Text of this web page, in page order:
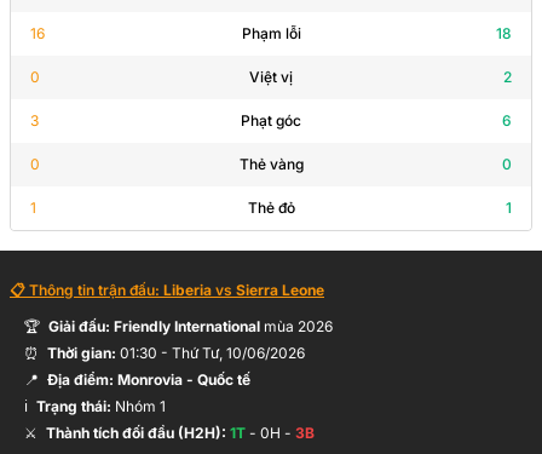
16 Phạm lỗi 18
0 Việt vị 2
3 Phạt góc 6
0 Thẻ vàng 0
1 Thẻ đỏ 1
📋 Thông tin trận đấu: Liberia vs Sierra Leone
🏆 Giải đấu: Friendly International mùa 2026
⏰ Thời gian: 01:30 - Thứ Tư, 10/06/2026
📍 Địa điểm: Monrovia - Quốc tế
ℹ️ Trạng thái: Nhóm 1
⚔️ Thành tích đối đầu (H2H): 1T - 0H - 3B